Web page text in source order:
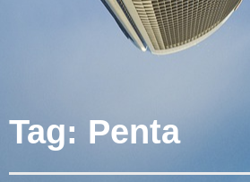
Tag: Penta